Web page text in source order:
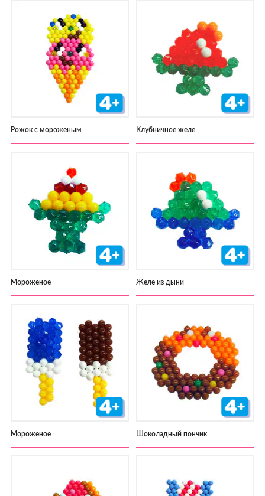
Рожок с мороженым Клубничное желе
Мороженое Желе из дыни
Мороженое Шоколадный пончик